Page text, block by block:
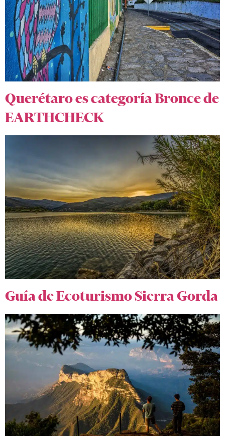
Querétaro es categoría Bronce de
EARTHCHECK
Guía de Ecoturismo Sierra Gorda